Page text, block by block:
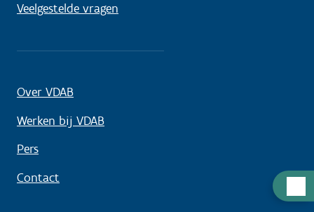
Veelgestelde vragen
Over VDAB
Werken bij VDAB
Pers
Contact